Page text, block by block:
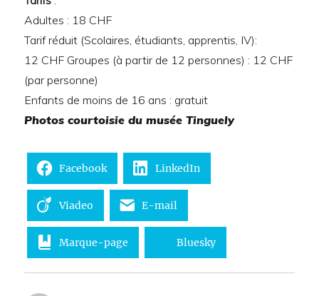
Adultes : 18 CHF
Tarif réduit (Scolaires, étudiants, apprentis, IV):
12 CHF Groupes (à partir de 12 personnes) : 12 CHF
(par personne)
Enfants de moins de 16 ans : gratuit
Photos courtoisie du musée Tinguely
Facebook LinkedIn
Viadeo E-mail
Marque-page Bluesky